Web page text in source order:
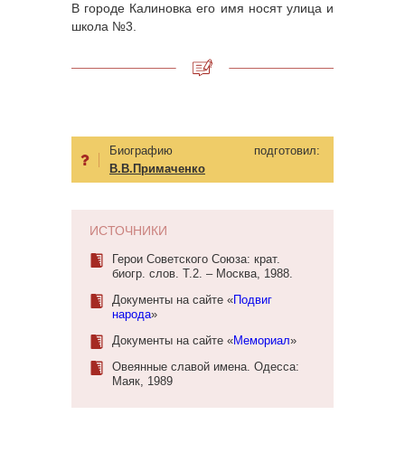
В городе Калиновка его имя носят улица и
школа №3.
Биографию подготовил:
В.В.Примаченко
ИСТОЧНИКИ
Герои Советского Союза: крат.
биогр. слов. Т.2. – Москва, 1988.
Документы на сайте «Подвиг
народа»
Документы на сайте «Мемориал»
Овеянные славой имена. Одесса:
Маяк, 1989